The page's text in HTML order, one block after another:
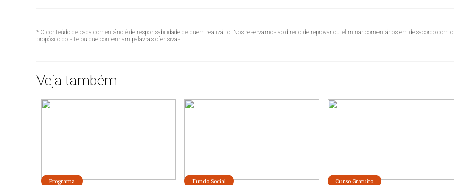
* O conteúdo de cada comentário é de responsabilidade de quem realizá-lo. Nos reservamos ao direito de reprovar ou eliminar comentários em desacordo com o
propósito do site ou que contenham palavras ofensivas.
Veja também
Programa Fundo Social Curso Gratuito